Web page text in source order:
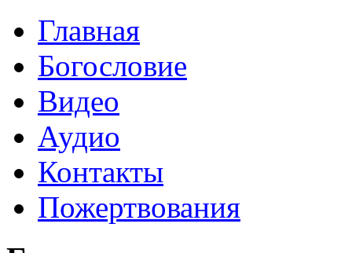
Главная
Богословие
Видео
Аудио
Контакты
Пожертвования